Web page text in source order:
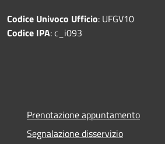
Codice Univoco Ufficio: UFGV10
Codice IPA: c_i093
Prenotazione appuntamento
Segnalazione disservizio